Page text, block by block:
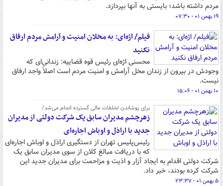
مردم داشته باشد؛ بایستی به آنها بپردازد.
۱۹ بهمن ۰۱ - ۰۷:۳۰
فیلم/ اژه‌ای: به مخلان امنیت و آرامش مردم ارفاق
نکنید
محسنی اژه‌ای رئیس قوه قضاییه: زندانی‌ای که
وجودش در بیرون از زندان مخل آرامش و امنیت مردم است اصلاً واجد ارفاق
نیست.
۱۰ بهمن ۰۱ - ۱۵:۰۶
برای پوشاندن تخلفات مالی گسترده انجام می‌شد/
زهرچشم مدیران سابق یک شرکت دولتی از مدیران
جدید با اراذل و اوباش اجاره‌ای
رئیس‌پلیس تهران از دستگیری اراذل و اوباش اجاره‌ای
که با دریافت مبالغ کلان از سوی مدیران سابق یک
شرکت دولتی اقدام به ایجاد آزار و اذیت و مزاحمت برای مدیران جدید این
شرکت کرده بودند، خبر داد.
۵ بهمن ۰۱ - ۲۳:۳۷